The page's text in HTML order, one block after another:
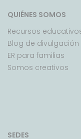
QUIÉNES SOMOS
Recursos
Blog de divulgación
ER para familias
Somos creativos
SEDES